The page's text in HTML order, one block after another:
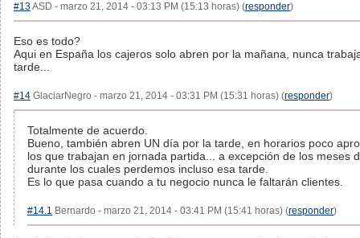
#13ASD - marzo 21, 2014 - 03:13 PM (15:13 horas) (responder)
Eso es todo?
Aqui en España los cajeros solo abren por la mañana, nunca
tarde...
#14 GlaciarNegro - marzo 21, 2014 - 03:31 PM (15:31 horas) (responder)
Totalmente de acuerdo.
Bueno, también abren UN día por la tarde, en horarios poco
los que trabajan en jornada partida... a excepción de los meses
durante los cuales perdemos incluso esa tarde.
Es lo que pasa cuando a tu negocio nunca le faltarán clientes.
#14.1 Bernardo - marzo 21, 2014 - 03:41 PM (15:41 horas) (responder)